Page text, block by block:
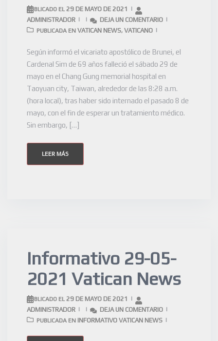
PUBLICADO EL 29 DE MAYO DE 2021
ADMINISTRADOR
DEJA UN COMENTARIO
PUBLICADA EN VATICAN NEWS, VATICANO
Según informó el vicariato apostólico de Brunei, el
Cardenal Sim de 69 años falleció el sábado 29 de
mayo en el Chang Gung memorial hospital en
Taoyuan city, Taiwan, alrededor de las 8:28 a.m.
(hora local), tras haber sido internado el pasado 8 de
mayo, con el fin de esperar un tratamiento médico.
Sin embargo, […]
LEER MÁS
Informativo 29-05-
2021 Vatican News
PUBLICADO EL 29 DE MAYO DE 2021
ADMINISTRADOR
DEJA UN COMENTARIO
PUBLICADA EN INFORMATIVO VATICAN NEWS